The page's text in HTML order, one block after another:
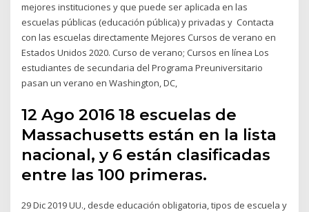
mejores instituciones y que puede ser aplicada en las
escuelas públicas (educación pública) y privadas y Contacta
con las escuelas directamente Mejores Cursos de verano en
Estados Unidos 2020. Curso de verano; Cursos en línea Los
estudiantes de secundaria del Programa Preuniversitario
pasan un verano en Washington, DC,
12 Ago 2016 18 escuelas de
Massachusetts están en la lista
nacional, y 6 están clasificadas
entre las 100 primeras.
29 Dic 2019 UU., desde educación obligatoria, tipos de escuela y